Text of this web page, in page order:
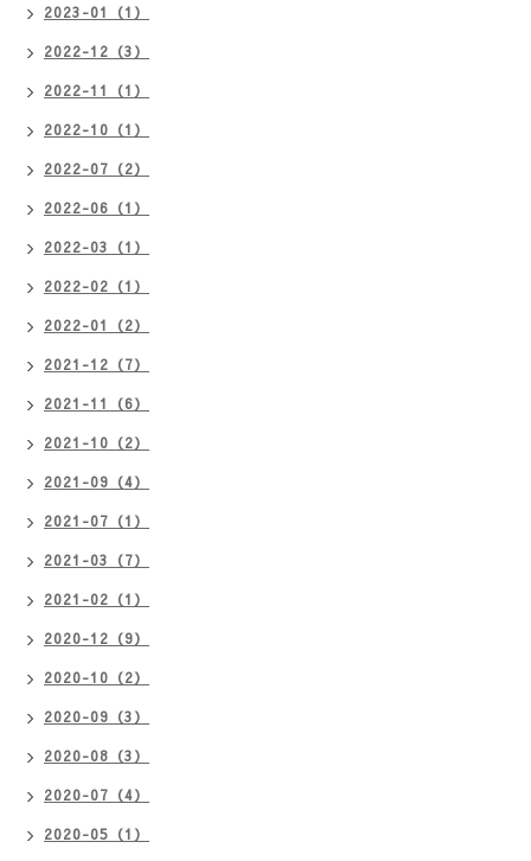
2023-01（1）
2022-12（3）
2022-11（1）
2022-10（1）
2022-07（2）
2022-06（1）
2022-03（1）
2022-02（1）
2022-01（2）
2021-12（7）
2021-11（6）
2021-10（2）
2021-09（4）
2021-07（1）
2021-03（7）
2021-02（1）
2020-12（9）
2020-10（2）
2020-09（3）
2020-08（3）
2020-07（4）
2020-05（1）